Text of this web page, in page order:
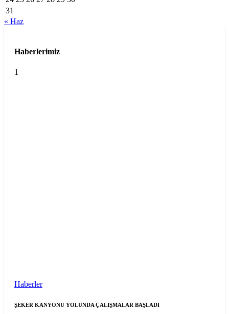
31
« Haz
Haberlerimiz
1
Haberler
ŞEKER KANYONU YOLUNDA ÇALIŞMALAR BAŞLADI